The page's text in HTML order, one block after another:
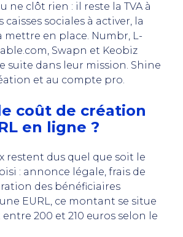
ne clôt rien : il reste la TVA à
caisses sociales à activer, la
en place. Numbr, L-
Swapn et Keobiz
suite dans leur mission. Shine
et au compte pro.
coût de création
en ligne ?
restent dus quel que soit le
: annonce légale, frais de
des bénéficiaires
EURL, ce montant se situe
200 et 210 euros selon le